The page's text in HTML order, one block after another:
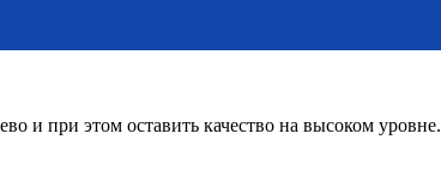
и при этом оставить качество на высоком уровне.